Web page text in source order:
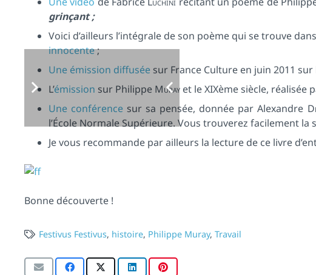
grinçant ;
Voici d’ailleurs l’intégrale de son poème qui se trouve
innocente;
Une émission diffusée sur France Culture en juin 2011
L’émission sur Philippe Muray et le XIXème siècle, réalisée
Une conférence sur sa pensée, donnée par Alexandre
l’École Normale Supérieure. Vous trouverez facilement la
Je vous recommande par ailleurs la lecture de ce livre
Bonne découverte !
Festivus Festivus, histoire, Philippe Muray, Travail